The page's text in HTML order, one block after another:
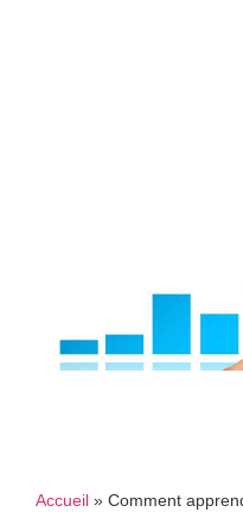
Accueil » Comment